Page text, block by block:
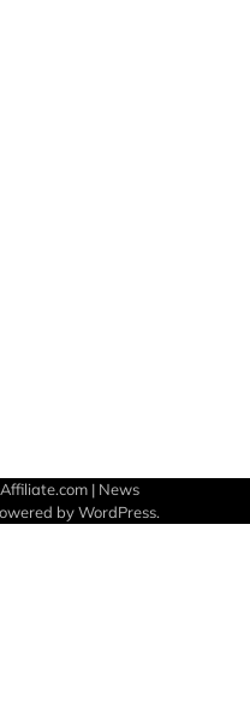
| News
byWordPress.